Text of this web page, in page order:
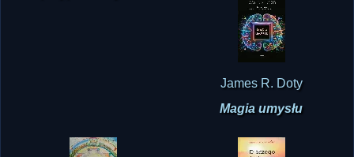
James R. Doty
Magia umysłu